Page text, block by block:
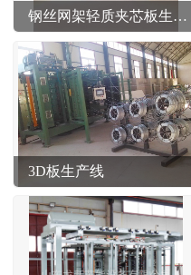
钢丝网架轻质夹芯板生产线
3D板生产线